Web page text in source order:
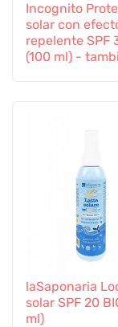
Incognito
solar con
repelente SPF
(100 ml) -
laSaponaria
solar SPF 20
ml)